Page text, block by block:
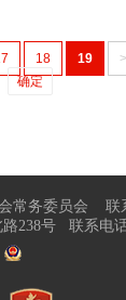
18 19 >
确定
常务委员会 联
238号 联系电话